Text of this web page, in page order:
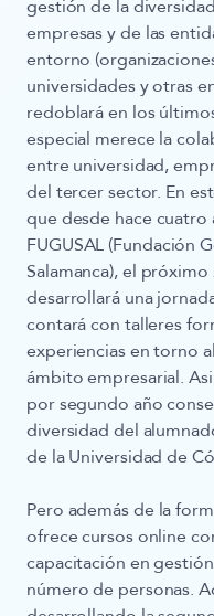
gestión de la
empresas y de las
entorno
universidades y otras
redoblará en los
especial merece la
entre universidad,
del tercer sector. En
que desde hace
FUGUSAL (Fundación
Salamanca), el próximo
desarrollará una
contará con talleres
experiencias en torno
ámbito empresarial.
por segundo año
diversidad del
de la Universidad de
Pero además de la
ofrece cursos online
capacitación en
número de personas.